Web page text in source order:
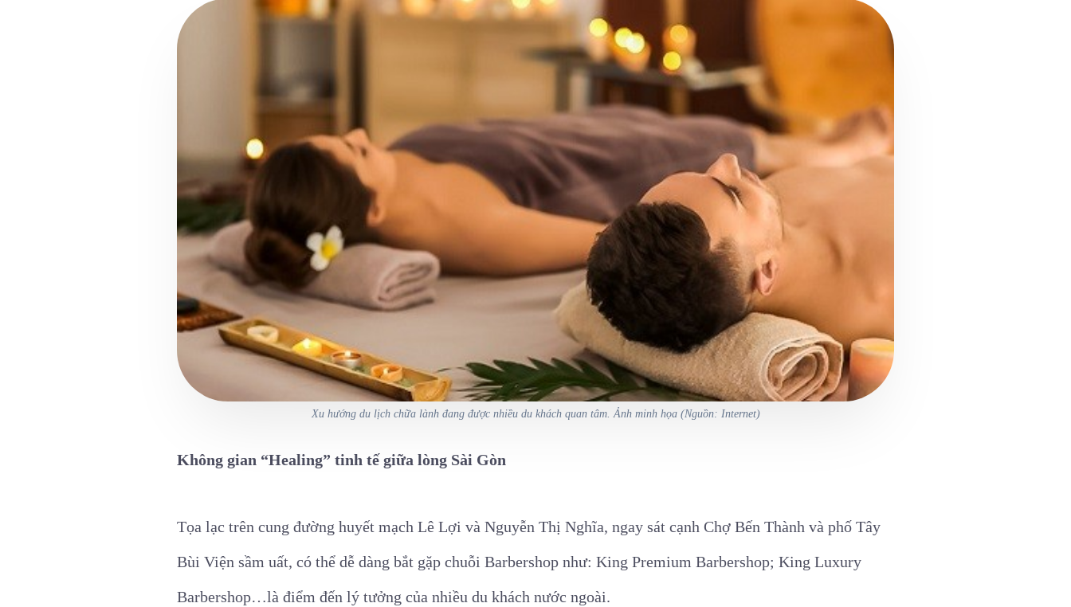
Xu hướng du lịch chữa lành đang được nhiều du khách quan tâm. Ảnh minh họa (Nguồn: Internet)
Không gian “Healing” tinh tế giữa lòng Sài Gòn
Tọa lạc trên cung đường huyết mạch Lê Lợi và Nguyễn Thị Nghĩa, ngay sát cạnh Chợ Bến Thành và phố Tây
Bùi Viện sầm uất, có thể dễ dàng bắt gặp chuỗi Barbershop như: King Premium Barbershop; King Luxury
Barbershop…là điểm đến lý tưởng của nhiều du khách nước ngoài.